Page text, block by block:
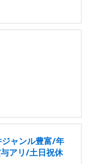
ャンル豊富/年
アリ/土日祝休